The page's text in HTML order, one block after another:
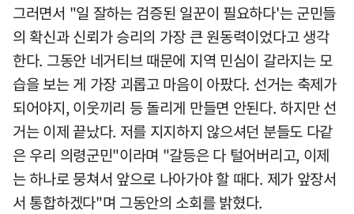
그러면서 "일 잘하는 검증된 일꾼이 필요하다'는 군민들
의 확신과 신뢰가 승리의 가장 큰 원동력이었다고 생각
한다. 그동안 네거티브 때문에 지역 민심이 갈라지는 모
습을 보는 게 가장 괴롭고 마음이 아팠다. 선거는 축제가
되어야지, 이웃끼리 등 돌리게 만들면 안된다. 하지만 선
거는 이제 끝났다. 저를 지지하지 않으셔던 분들도 다같
은 우리 의령군민"이라며 "갈등은 다 털어버리고, 이제
는 하나로 뭉쳐서 앞으로 나아가야 할 때다. 제가 앞장서
서 통합하겠다"며 그동안의 소회를 밝혔다.